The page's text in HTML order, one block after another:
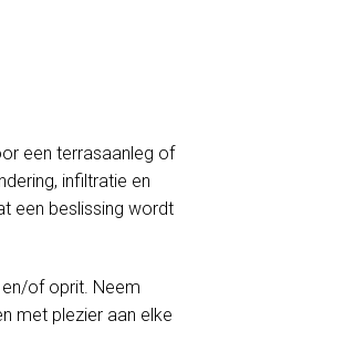
een terrasaanleg of
infiltratie en
een beslissing wordt
of oprit. Neem
met plezier aan elke